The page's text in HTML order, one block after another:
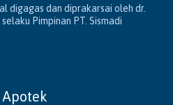
digagas dan diprakarsai oleh dr.
Pimpinan PT. Sismadi